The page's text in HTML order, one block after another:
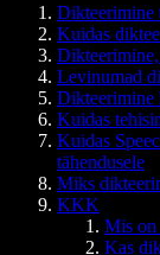
Dikteerimine
Kuidas
Dikteerimine,
Levinumad
Dikteerimine
Kuidas
Kuidas
tähendusele
Miks
KKK
Mis on
Kas